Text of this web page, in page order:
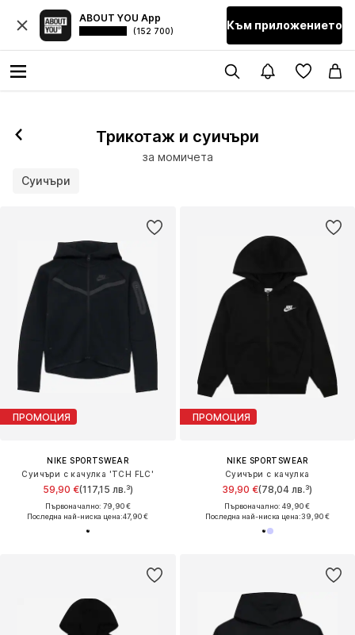
ABOUT YOU App
(152 700) Към приложението
Трикотаж и суичъри
за момичета
Суичъри
ПРОМОЦИЯ
NIKE SPORTSWEAR
Суичъри с качулка 'TCH FLC'
59,90 €(117,15 лв.³)
Първоначално: 79,90 €
Последна най-ниска цена:47,90 €
ПРОМОЦИЯ
NIKE SPORTSWEAR
Суичъри с качулка
39,90 €(78,04 лв.³)
Първоначално: 49,90 €
Последна най-ниска цена:39,90 €